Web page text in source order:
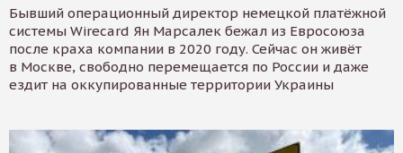
Бывший операционный директор немецкой платёжной
системы Wirecard Ян Марсалек бежал из Евросоюза
после краха компании в 2020 году. Сейчас он живёт
в Москве, свободно перемещается по России и даже
ездит на оккупированные территории Украины